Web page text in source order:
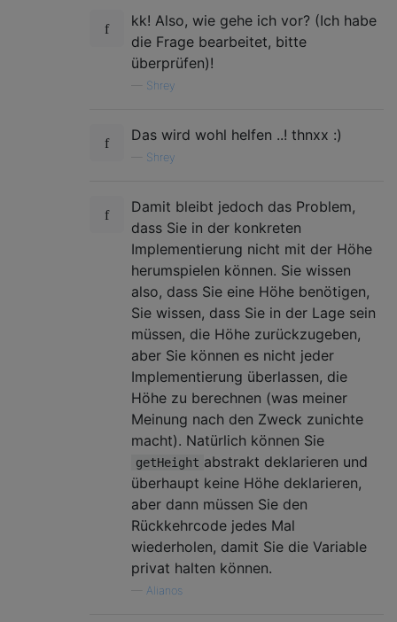
kk! Also, wie gehe ich vor? (Ich habe
die Frage bearbeitet, bitte
überprüfen)!
Shrey
Das wird wohl helfen ..! thnxx :)
Shrey
Damit bleibt jedoch das Problem,
dass Sie in der konkreten
Implementierung nicht mit der Höhe
herumspielen können. Sie wissen
also, dass Sie eine Höhe benötigen,
Sie wissen, dass Sie in der Lage sein
müssen, die Höhe zurückzugeben,
aber Sie können es nicht jeder
Implementierung überlassen, die
Höhe zu berechnen (was meiner
Meinung nach den Zweck zunichte
macht). Natürlich können Sie
getHeight abstrakt deklarieren und
überhaupt keine Höhe deklarieren,
aber dann müssen Sie den
Rückkehrcode jedes Mal
wiederholen, damit Sie die Variable
privat halten können.
Alianos